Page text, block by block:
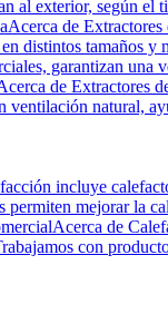
al exterior, según el
Acerca de
distintos tamaños
garantizan una
de Extractores
ventilación natural,
incluye
permiten mejorar la
Acerca de
con